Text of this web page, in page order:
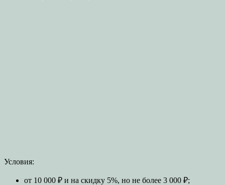
Условия:
от 10 000 ₽ и на скидку 5%, но не более 3 000 ₽;